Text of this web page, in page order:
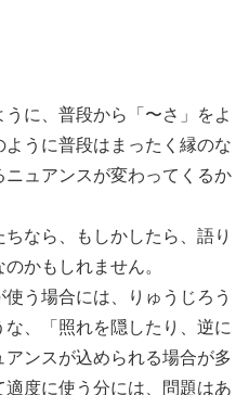
に、普段から「〜さ」をよ
うに普段はまったく縁のな
ュアンスが変わってくるか
なら、もしかしたら、語り
かもしれません。
う場合には、りゅうじろう
、「照れを隠したり、逆に
ンスが込められる場合が多
度に使う分には、問題はあ